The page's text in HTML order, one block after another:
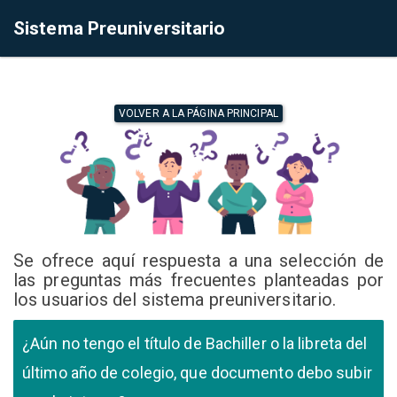
Sistema Preuniversitario
VOLVER A LA PÁGINA PRINCIPAL
Se ofrece aquí respuesta a una selección de
las preguntas más frecuentes planteadas por
los usuarios del sistema preuniversitario.
¿Aún no tengo el título de Bachiller o la libreta del
último año de colegio, que documento debo subir